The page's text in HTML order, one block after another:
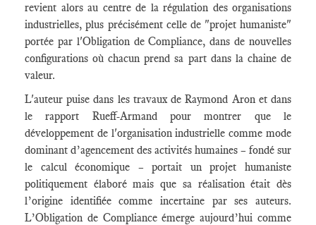
revient alors au centre de la régulation des organisations
industrielles, plus précisément celle de "projet humaniste"
portée par l'Obligation de Compliance, dans de nouvelles
configurations où chacun prend sa part dans la chaine de
valeur.
L'auteur puise dans les travaux de Raymond Aron et dans
le rapport Rueff-Armand pour montrer que le
développement de l'organisation industrielle comme mode
dominant d’agencement des activités humaines – fondé sur
le calcul économique – portait un projet humaniste
politiquement élaboré mais que sa réalisation était dès
l’origine identifiée comme incertaine par ses auteurs.
L’Obligation de Compliance émerge aujourd’hui comme